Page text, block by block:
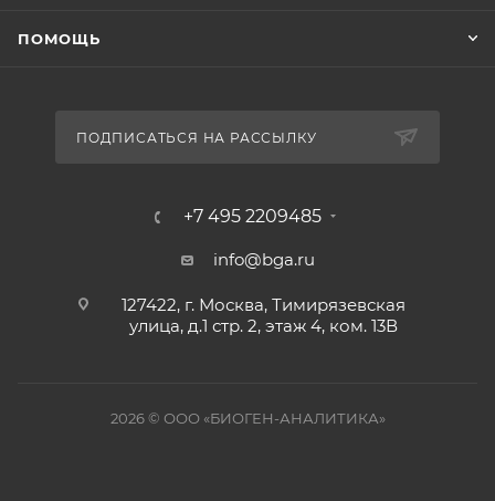
ПОМОЩЬ
ПОДПИСАТЬСЯ НА РАССЫЛКУ
+7 495 2209485
info@bga.ru
127422, г. Москва, Тимирязевская
улица, д.1 стр. 2, этаж 4, ком. 13В
2026 © ООО «БИОГЕН-АНАЛИТИКА»